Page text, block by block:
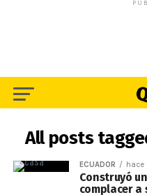
All posts
ECUADOR hace
Construyó
complacer a